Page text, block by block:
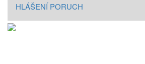
HLÁŠENÍ PORUCH